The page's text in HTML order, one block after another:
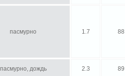
пасмурно 1.7 88
пасмурно, дождь 2.3 89